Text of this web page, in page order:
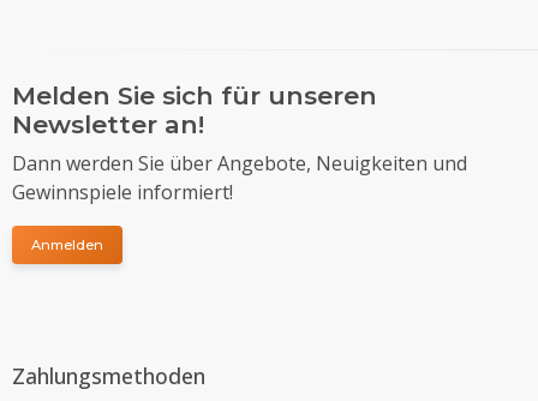
Melden Sie sich für unseren
Newsletter an!
Dann werden Sie über Angebote, Neuigkeiten und
Gewinnspiele informiert!
Anmelden
Zahlungsmethoden